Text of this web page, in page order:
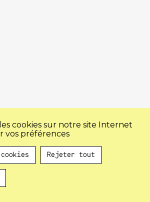
!
cookies sur notre site Internet
vos préférences
Rejeter tout